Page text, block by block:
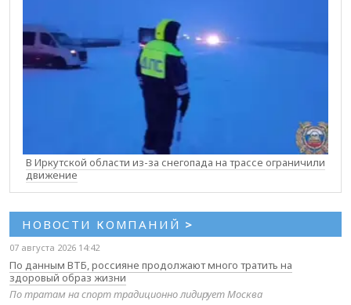
В Иркутской области из-за снегопада на трассе ограничили
движение
НОВОСТИ КОМПАНИЙ >
07 августа 2026 14:42
По данным ВТБ, россияне продолжают много тратить на
здоровый образ жизни
По тратам на спорт традиционно лидирует Москва